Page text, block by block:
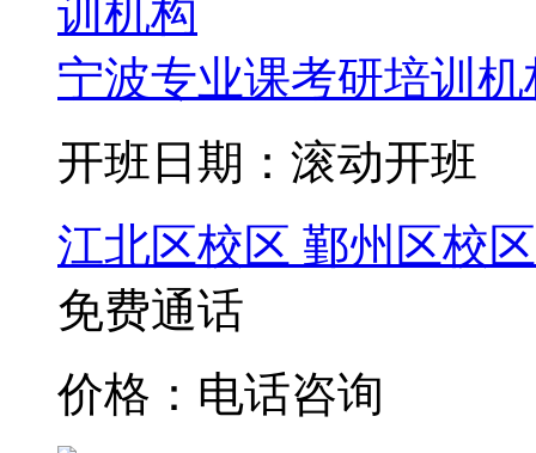
宁波专业课考研培训机
开班日期：滚动开班
江北区校区 鄞州区校区
免费通话
价格：电话咨询